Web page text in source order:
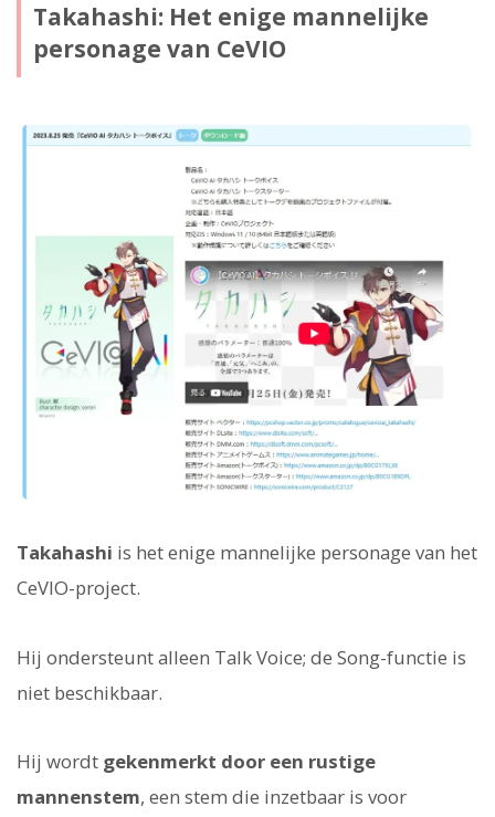
Takahashi: Het enige mannelijke
personage van CeVIO
Takahashi is het enige mannelijke personage van het
CeVIO-project.
Hij ondersteunt alleen Talk Voice; de Song-functie is
niet beschikbaar.
Hij wordt gekenmerkt door een rustige
mannenstem, een stem die inzetbaar is voor